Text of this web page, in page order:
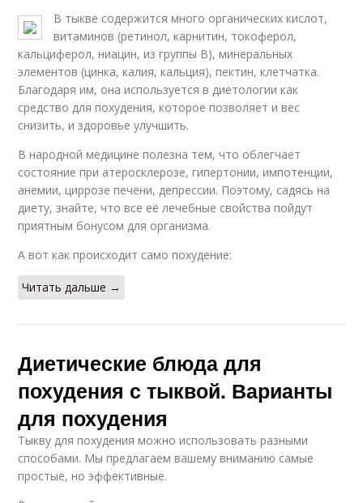
В тыкве содержится много органических кислот,
витаминов (ретинол, карнитин, токоферол,
кальциферол, ниацин, из группы В), минеральных
элементов (цинка, калия, кальция), пектин, клетчатка.
Благодаря им, она используется в диетологии как
средство для похудения, которое позволяет и вес
снизить, и здоровье улучшить.
В народной медицине полезна тем, что облегчает
состояние при атеросклерозе, гипертонии, импотенции,
анемии, циррозе печени, депрессии. Поэтому, садясь на
диету, знайте, что все её лечебные свойства пойдут
приятным бонусом для организма.
А вот как происходит само похудение:
Читать дальше →
Диетические блюда для
похудения с тыквой. Варианты
для похудения
Тыкву для похудения можно использовать разными
способами. Мы предлагаем вашему вниманию самые
простые, но эффективные.